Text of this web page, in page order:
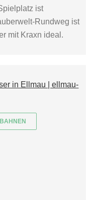
ist
Rundweg ist
mit Kraxn ideal.
in Ellmau | ellmau-